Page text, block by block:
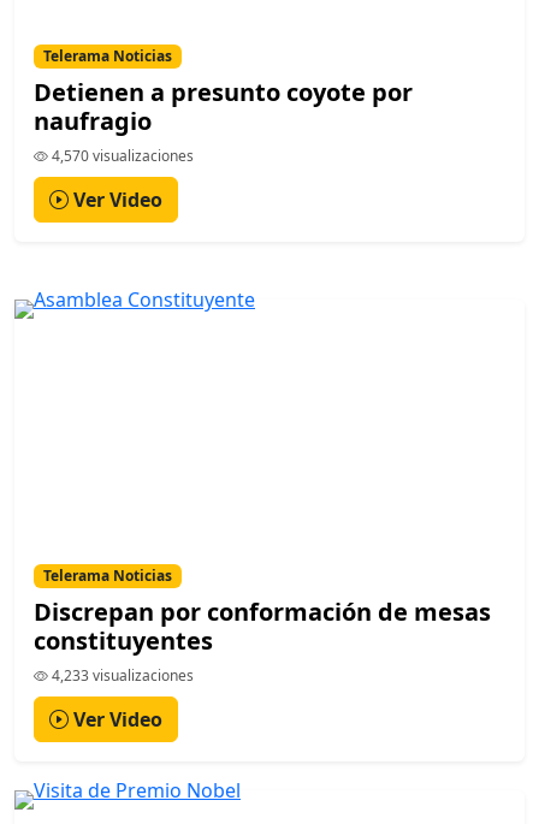
Telerama Noticias
Detienen a presunto coyote por
naufragio
4,570 visualizaciones
Ver Video
Telerama Noticias
Discrepan por conformación de mesas
constituyentes
4,233 visualizaciones
Ver Video